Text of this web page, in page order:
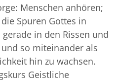
Menschen anhören;
Spuren Gottes in
in den Rissen und
so miteinander als
hin zu wachsen.
Geistliche